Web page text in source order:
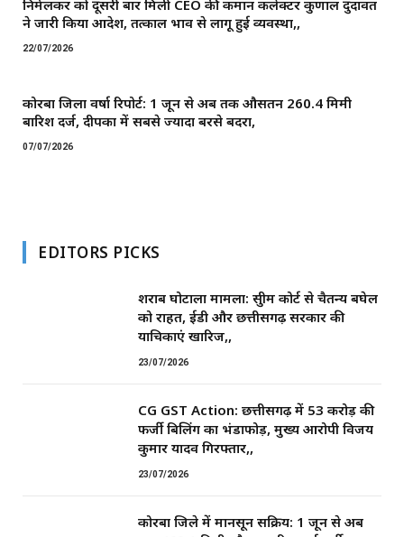
निर्मलकर को दूसरी बार मिली CEO की कमान ​कलेक्टर कुणाल दुदावत
ने जारी किया आदेश, तत्काल प्रभाव से लागू हुई व्यवस्था,,
22/07/2026
कोरबा जिला वर्षा रिपोर्ट: 1 जून से अब तक औसतन 260.4 मिमी
बारिश दर्ज, दीपका में सबसे ज्यादा बरसे बदरा,
07/07/2026
EDITORS PICKS
शराब घोटाला मामला: सुप्रीम कोर्ट से चैतन्य बघेल
को राहत, ईडी और छत्तीसगढ़ सरकार की
याचिकाएं खारिज,,
23/07/2026
CG GST Action: छत्तीसगढ़ में 53 करोड़ की
फर्जी बिलिंग का भंडाफोड़, मुख्य आरोपी विजय
कुमार यादव गिरफ्तार,,
23/07/2026
कोरबा जिले में मानसून सक्रिय: 1 जून से अब